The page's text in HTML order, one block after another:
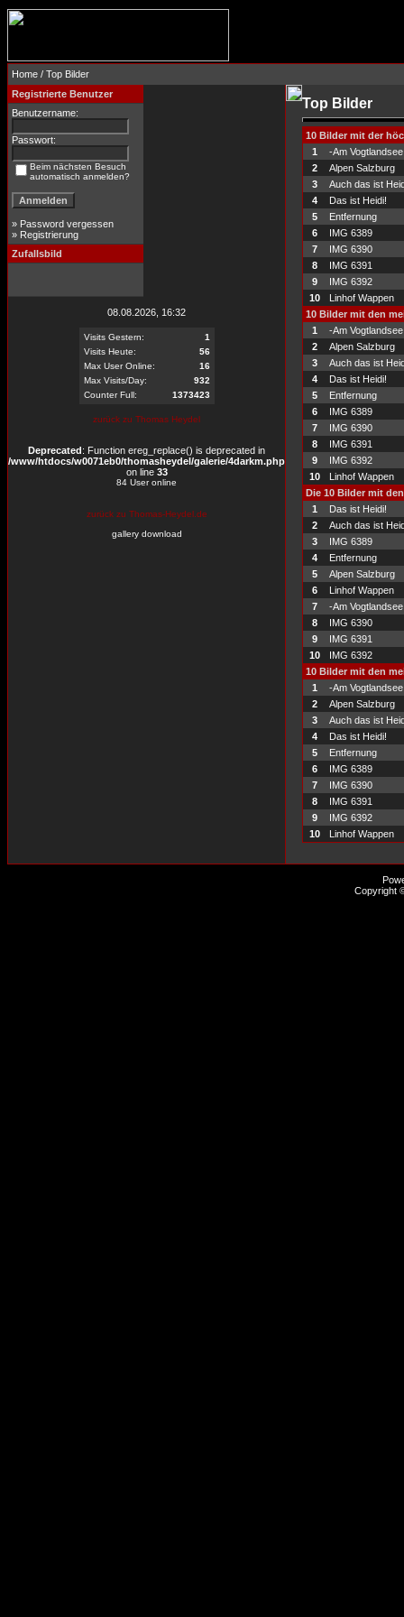
Home / Top Bilder
Registrierte Benutzer
Benutzername:
Passwort:
Beim nächsten Besuch
automatisch anmelden?
» Password vergessen
» Registrierung
Zufallsbild
08.08.2026, 16:32
Visits Gestern:
1
Visits Heute:
56
Max User Online:
16
Max Visits/Day:
932
Counter Full:
1373423
zurück zu Thomas Heydel
Deprecated: Function ereg_replace() is deprecated in
/www/htdocs/w0071eb0/thomasheydel/galerie/4darkm.php
on line 33
84 User online
zurück zu Thomas-Heydel.de
gallery download
Top Bilder
10 Bilder mit der
1
-Am
2
Alpen Salzburg
3
Auch das ist
4
Das ist Heidi!
5
Entfernung
6
IMG 6389
7
IMG 6390
8
IMG 6391
9
IMG 6392
10
Linhof Wappen
10 Bilder mit den
1
-Am
2
Alpen Salzburg
3
Auch das ist
4
Das ist Heidi!
5
Entfernung
6
IMG 6389
7
IMG 6390
8
IMG 6391
9
IMG 6392
10
Linhof Wappen
Die 10 Bilder mit
1
Das ist Heidi!
2
Auch das ist
3
IMG 6389
4
Entfernung
5
Alpen Salzburg
6
Linhof Wappen
7
-Am
8
IMG 6390
9
IMG 6391
10
IMG 6392
10 Bilder mit den
1
-Am
2
Alpen Salzburg
3
Auch das ist
4
Das ist Heidi!
5
Entfernung
6
IMG 6389
7
IMG 6390
8
IMG 6391
9
IMG 6392
10
Linhof Wappen
Copyright